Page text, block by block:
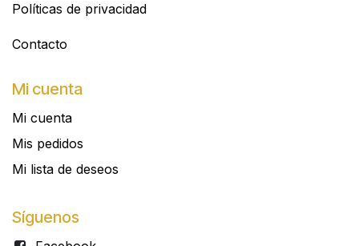
Políticas de privacidad
Contacto​
Mi cuenta
Mi cuenta
Mis pedidos
Mi lista de deseos
Síguenos